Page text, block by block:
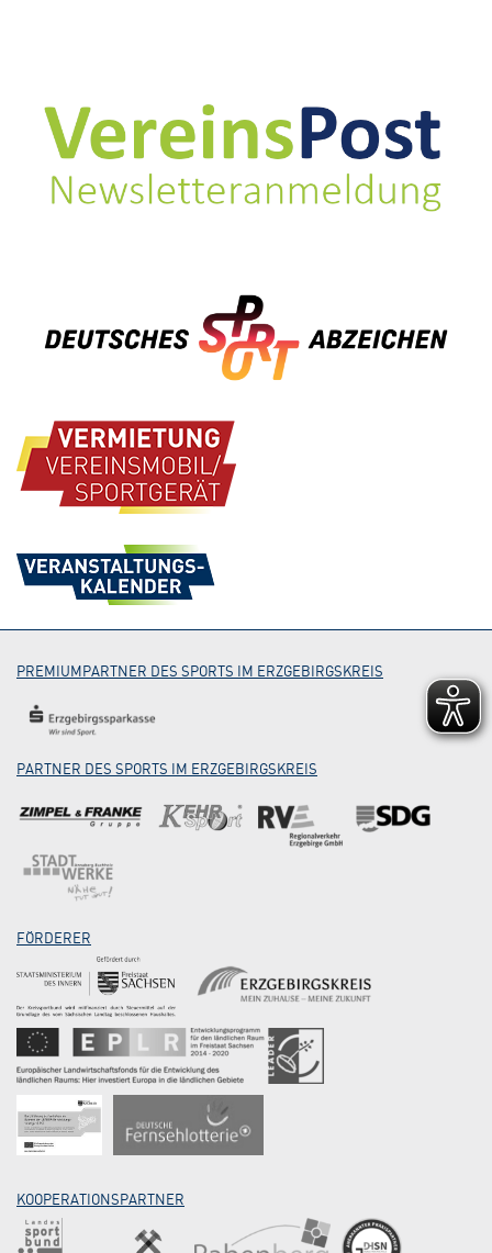
PREMIUMPARTNER DES SPORTS IM ERZGEBIRGSKREIS
PARTNER DES SPORTS IM ERZGEBIRGSKREIS
FÖRDERER
KOOPERATIONSPARTNER